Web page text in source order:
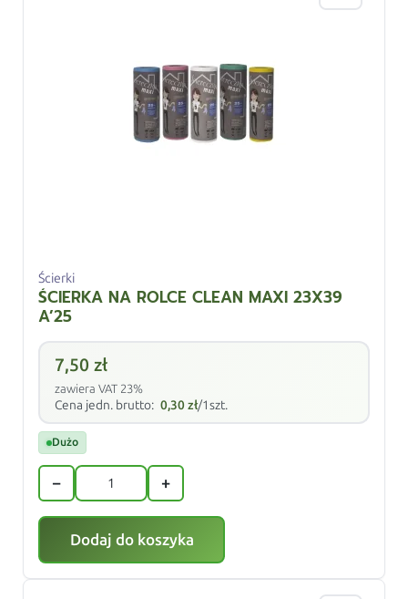
Ścierki
ŚCIERKA NA ROLCE CLEAN MAXI 23X39
A’25
7,50zł
zawiera VAT 23%
Cena jedn. brutto: 0,30zł/1szt.
Dużo
− +
Dodaj do koszyka